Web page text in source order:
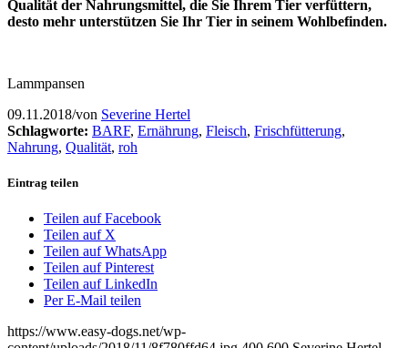
Qualität der Nahrungsmittel, die Sie Ihrem Tier verfüttern,
desto mehr unterstützen Sie Ihr Tier in seinem Wohlbefinden.
Lammpansen
09.11.2018/von Severine Hertel
Schlagworte: BARF, Ernährung, Fleisch, Frischfütterung,
Nahrung, Qualität, roh
Eintrag teilen
Teilen auf Facebook
Teilen auf X
Teilen auf WhatsApp
Teilen auf Pinterest
Teilen auf LinkedIn
Per E-Mail teilen
https://www.easy-dogs.net/wp-